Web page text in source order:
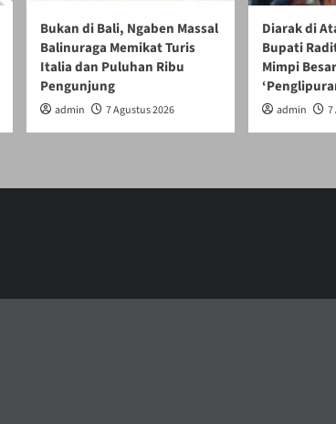
Bukan di Bali, Ngaben Massal
Balinuraga Memikat Turis
Italia dan Puluhan Ribu
Pengunjung
admin 7 Agustus 2026
Diarak di
Bupati
Mimpi
admin 7